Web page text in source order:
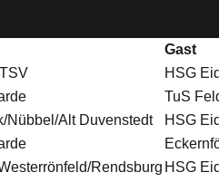
Gast
HSG
TuS
Nübbel/Alt Duvenstedt HSG
Rendsburg HSG